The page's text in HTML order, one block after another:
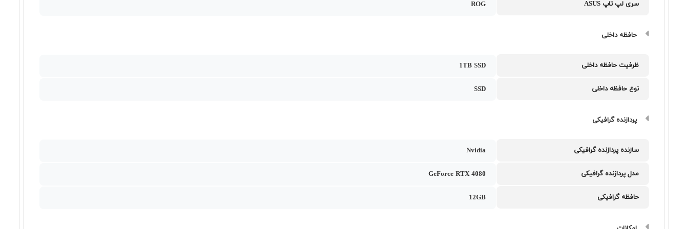
سری لپ تاپ ASUS ROG
حافظه داخلی
ظرفیت حافظه داخلی 1TB SSD
نوع حافظه داخلی SSD
پردازنده گرافیکی
سازنده پردازنده گرافیکی Nvidia
مدل پردازنده گرافیکی GeForce RTX 4080
حافظه گرافیکی 12GB